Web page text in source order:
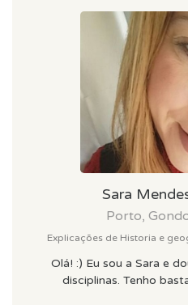
Sara
Porto,
Explicações de Historia e
Olá! :) Eu sou a Sara e
disciplinas. Tenho